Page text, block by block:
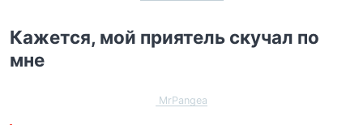
Кажется, мой приятель скучал по
мне
MrPangea